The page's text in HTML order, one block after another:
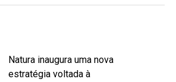
Natura inaugura uma nova
estratégia voltada à